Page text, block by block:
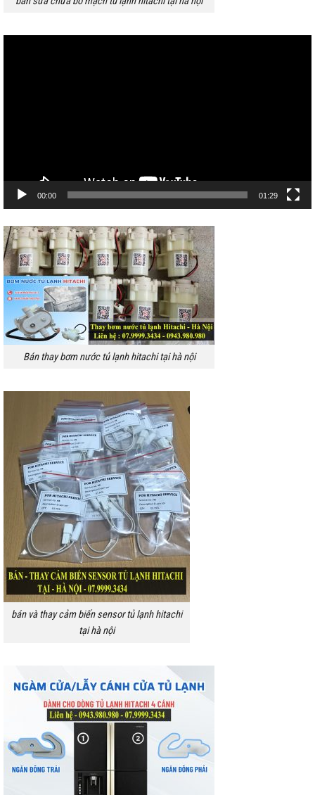
00:00 01:29
Bán thay bơm nước tủ lạnh hitachi tại hà nội
bán và thay cảm biến sensor tủ lạnh hitachi
tại hà nội